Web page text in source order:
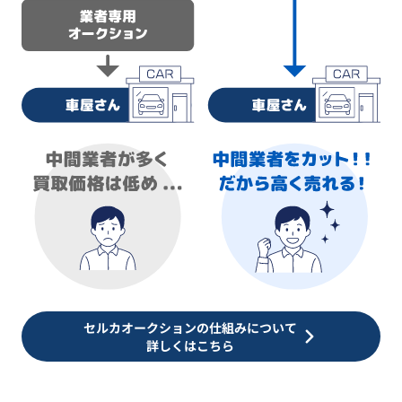
セルカオークションの仕組みについて
詳しくはこちら